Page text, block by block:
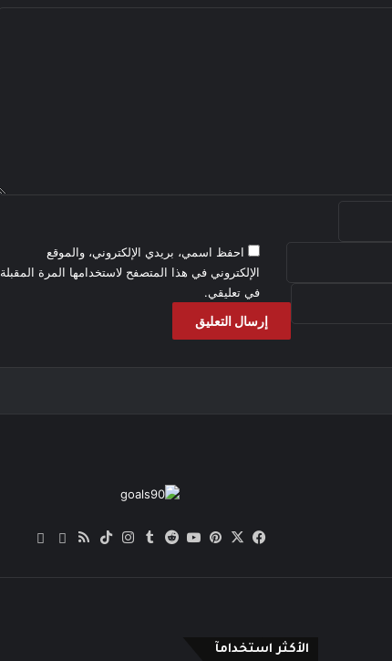
احفظ اسمي، بريدي الإلكتروني، والموقع
الإلكتروني في هذا المتصفح لاستخدامها المرة المقبلة
في تعليقي.
فيسبوك
‫X بينتيريست
‫YouTube انستقرام‫TikTokملخصGoogle
الأكثر استخدامآ